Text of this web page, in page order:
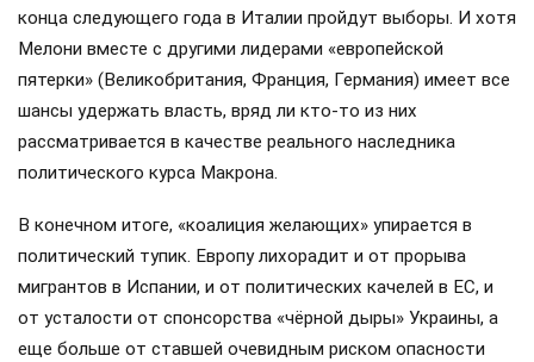
конца следующего года в Италии пройдут выборы. И хотя
Мелони вместе с другими лидерами «европейской
пятерки» (Великобритания, Франция, Германия) имеет все
шансы удержать власть, вряд ли кто-то из них
рассматривается в качестве реального наследника
политического курса Макрона.
В конечном итоге, «коалиция желающих» упирается в
политический тупик. Европу лихорадит и от прорыва
мигрантов в Испании, и от политических качелей в ЕС, и
от усталости от спонсорства «чёрной дыры» Украины, а
еще больше от ставшей очевидным риском опасности